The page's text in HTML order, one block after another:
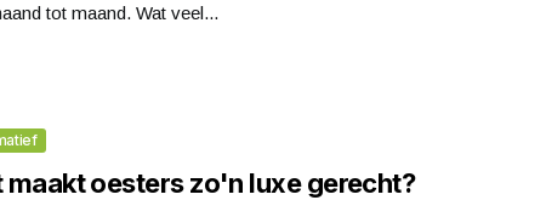
tot maand. Wat veel...
maakt oesters zo'n luxe gerecht?